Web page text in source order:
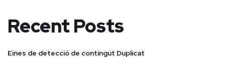
Recent Posts
Eines de detecció de contingut Duplicat